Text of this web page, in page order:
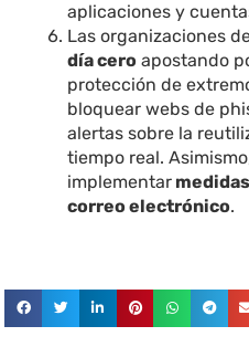
aplicaciones y
Las organizaciones
día cero apostando
protección de
bloquear webs de
alertas sobre la
tiempo real.
implementar
correo electrónico.